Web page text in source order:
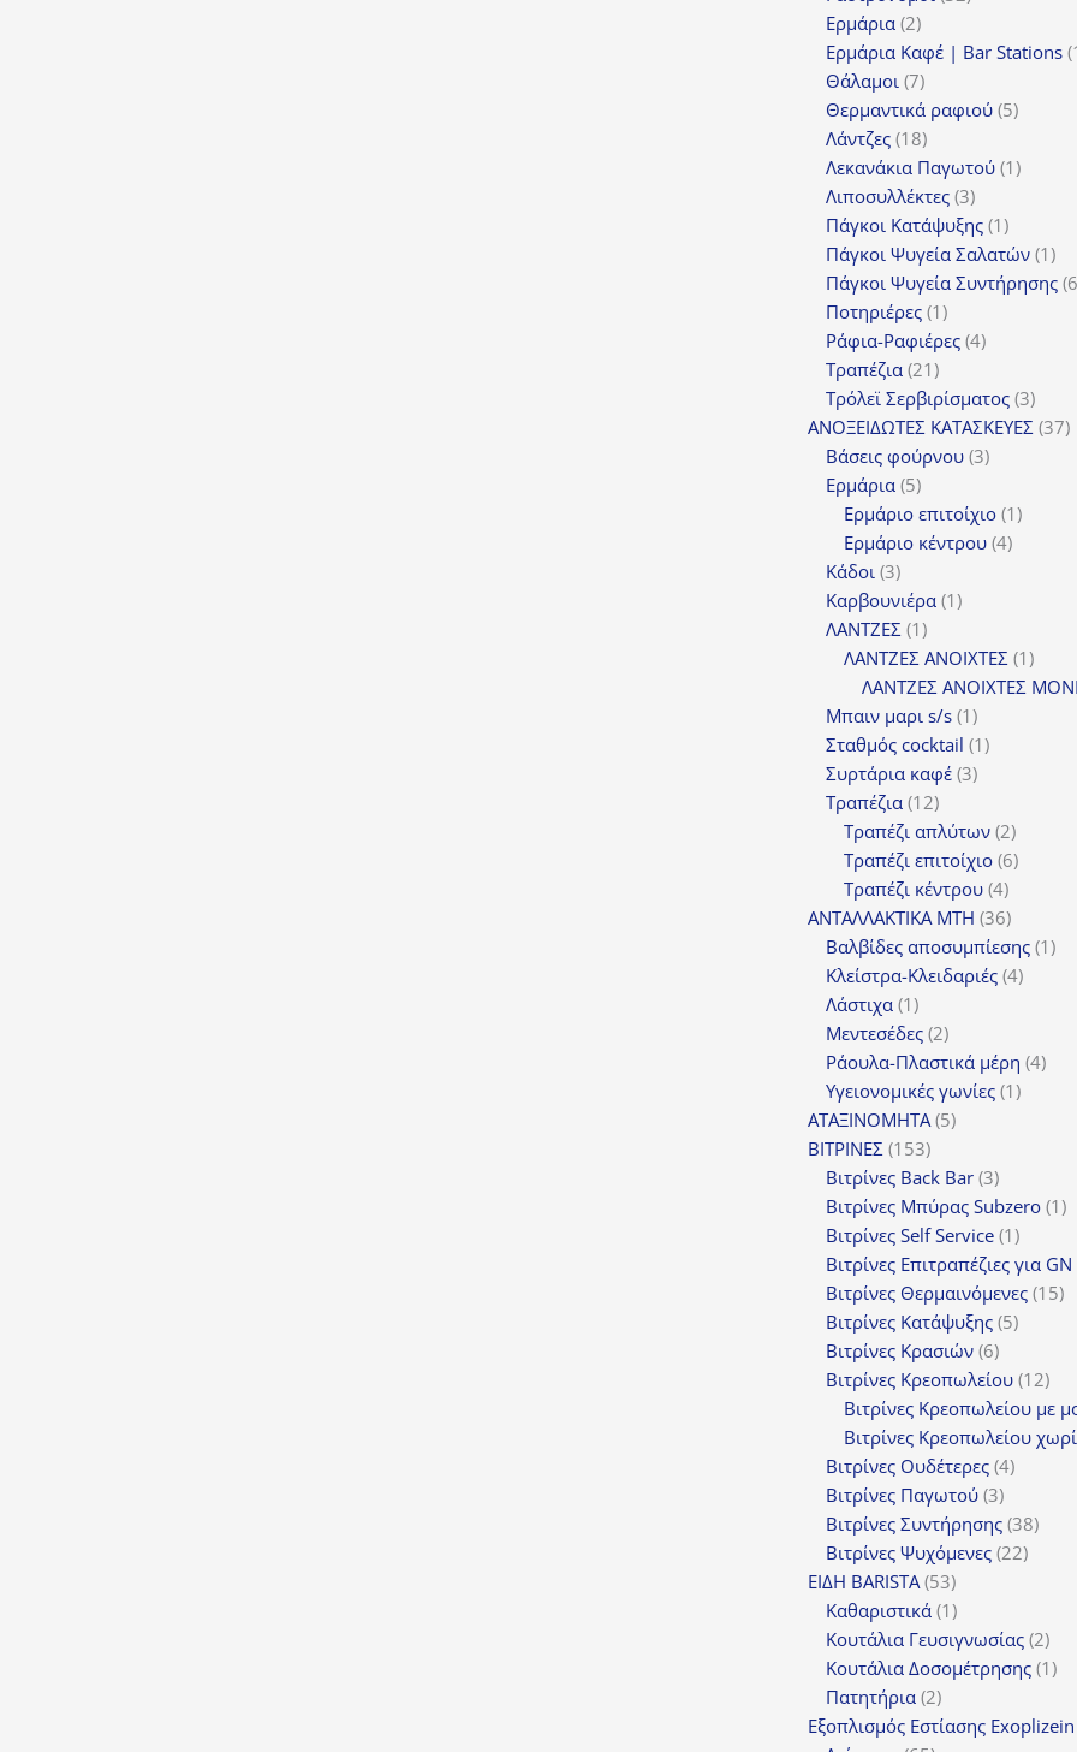
Ερμάρια 22
προϊόντα
Ερμάρια Καφέ | Bar Stations
Θάλαμοι 77
προϊόντα
Θερμαντικά ραφιού 55
Λάντζες 1818
προϊόντα
Λεκανάκια Παγωτού 11
Λιποσυλλέκτες 33
προϊόντα
Πάγκοι Κατάψυξης 11
προϊόν
Πάγκοι Ψυγεία Σαλατών 11
Πάγκοι Ψυγεία Συντήρησης 6
Ποτηριέρες 11
προϊόν
Ράφια-Ραφιέρες 44
Τραπέζια 2121
προϊόντα
Τρόλεϊ Σερβιρίσματος 33
ΑΝΟΞΕΙΔΩΤΕΣ ΚΑΤΑΣΚΕΥΕΣ 3737
Βάσεις φούρνου 33
Ερμάρια 55
προϊόντα
Ερμάριο επιτοίχιο 11
Ερμάριο κέντρου 44
Κάδοι 33
προϊόντα
Καρβουνιέρα 11
ΛΑΝΤΖΕΣ 11
προϊόν
ΛΑΝΤΖΕΣ ΑΝΟΙΧΤΕΣ 11
ΛΑΝΤΖΕΣ ΑΝΟΙΧΤΕΣ
Μπαιν μαρι s/s 11
προϊόν
Σταθμός cocktail 11
Συρτάρια καφέ 33
Τραπέζια 1212
προϊόντα
Τραπέζι απλύτων 22
προϊόντα
Τραπέζι επιτοίχιο 66
Τραπέζι κέντρου 44
προϊόντα
ΑΝΤΑΛΛΑΚΤΙΚΑ MTH 3636
προϊόντα
Βαλβίδες αποσυμπίεσης 11
Κλείστρα-Κλειδαριές 44
Λάστιχα 11
προϊόν
Μεντεσέδες 22
προϊόντα
Ράουλα-Πλαστικά μέρη 44
Υγειονομικές γωνίες 11
ΑΤΑΞΙΝΟΜΗΤΑ 55
ΒΙΤΡΙΝΕΣ 153153
προϊόντα
Βιτρίνες Back Bar 33
προϊόντα
Βιτρίνες Mπύρας Subzero 11
Βιτρίνες Self Service 11
προϊόν
Βιτρίνες Επιτραπέζιες για GN
Βιτρίνες Θερμαινόμενες 1515
Βιτρίνες Κατάψυξης 55
Βιτρίνες Κρασιών 66
προϊόντα
Βιτρίνες Κρεοπωλείου 1212
Βιτρίνες Κρεοπωλείου με
Βιτρίνες Κρεοπωλείου
Βιτρίνες Ουδέτερες 44
Βιτρίνες Παγωτού 33
προϊόντα
Βιτρίνες Συντήρησης 3838
Βιτρίνες Ψυχόμενες 2222
ΕΙΔΗ BARISTA 5353
προϊόντα
Καθαριστικά 11
προϊόν
Κουτάλια Γευσιγνωσίας 22
Κουτάλια Δοσομέτρησης 11
Πατητήρια 22
προϊόντα
Εξοπλισμός Εστίασης Exoplizein